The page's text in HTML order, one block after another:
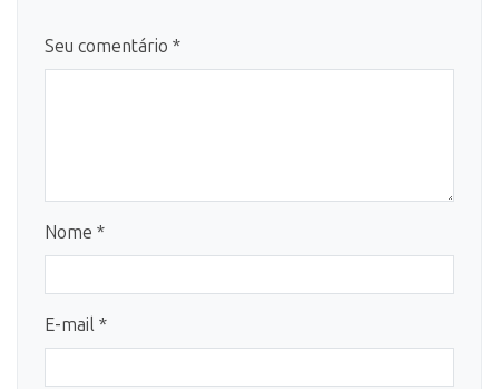
Seu comentário *
Nome *
E-mail *